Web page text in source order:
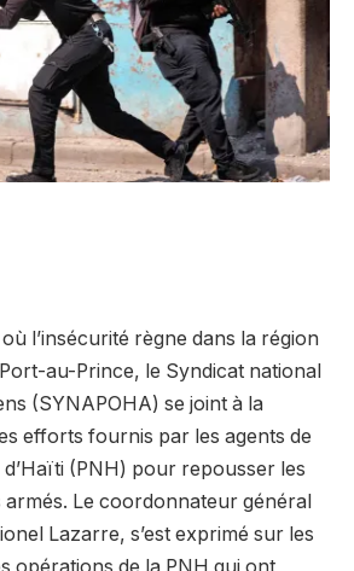
l’insécurité règne dans la région
au-Prince, le Syndicat national
(SYNAPOHA) se joint à la
efforts fournis par les agents de
(PNH) pour repousser les
armés. Le coordonnateur général
Lazarre, s’est exprimé sur les